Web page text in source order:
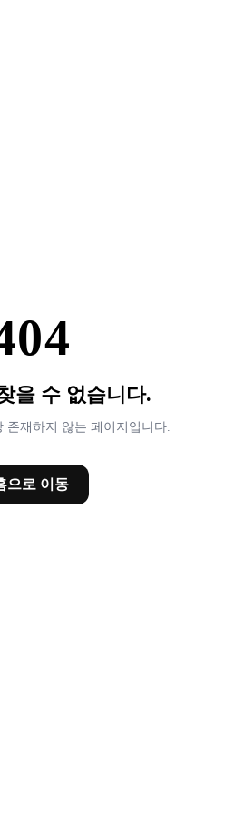
을 수 없습니다.
존재하지 않는 페이지입니다.
으로 이동